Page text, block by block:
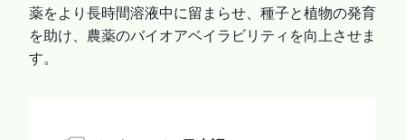
薬をより長時間溶液中に留まらせ、種子と植物の発育
を助け、農薬のバイオアベイラビリティを向上させま
す。